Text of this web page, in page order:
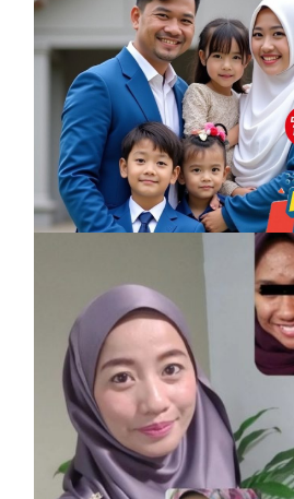
PROMOSI HIBAH
6 December, 2025
Vitamin Kulit Cantik kini
mampu milik
7 April, 2023